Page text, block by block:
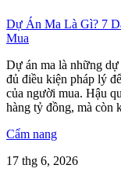
Dự Án Ma Là Gì? 7
Mua
Dự án ma là những dự
đủ điều kiện pháp lý
của người mua. Hậu
hàng tỷ đồng, mà còn
Cẩm nang
17 thg 6, 2026